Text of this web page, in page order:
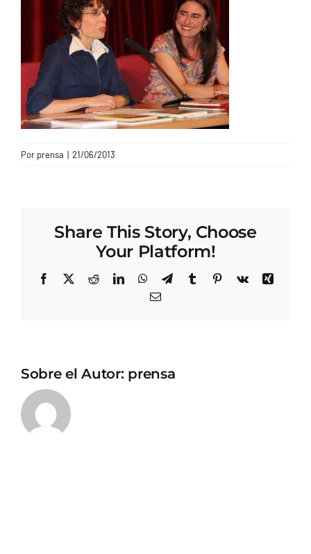
Por prensa | 21/06/2013
Share This Story, Choose
Your Platform!
Facebook
X RedditLinkedInWhatsApp
TelegramTumblrPinterest
Vk
Xing
Correo
Sobre el Autor: prensa